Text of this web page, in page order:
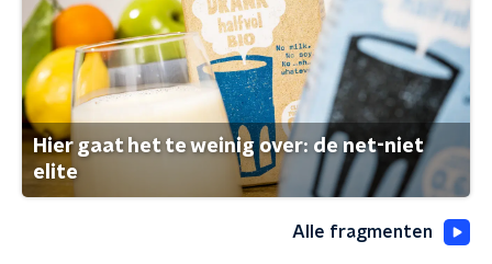
Hier gaat het te weinig over: de net-niet
elite
Alle fragmenten